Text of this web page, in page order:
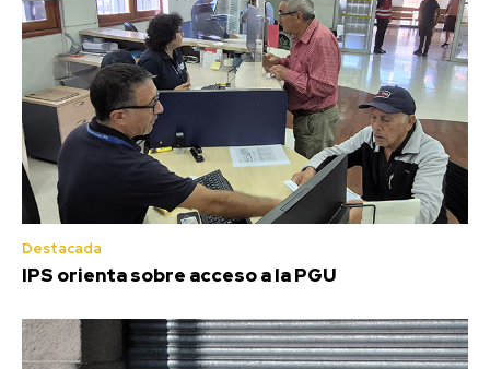
Destacada
IPS orienta sobre acceso a la PGU